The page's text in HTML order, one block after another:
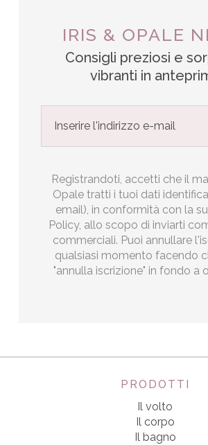
IRIS & OPALE
Consigli preziosi e
vibranti in
Registrandoti, accetti che il
Opale tratti i tuoi dati
email), in conformità con la
Policy, allo scopo di inviarti
commerciali. Puoi annullare
qualsiasi momento facendo
"annulla iscrizione" in fondo a
PRODOTTI
Il volto
Il corpo
Il bagno